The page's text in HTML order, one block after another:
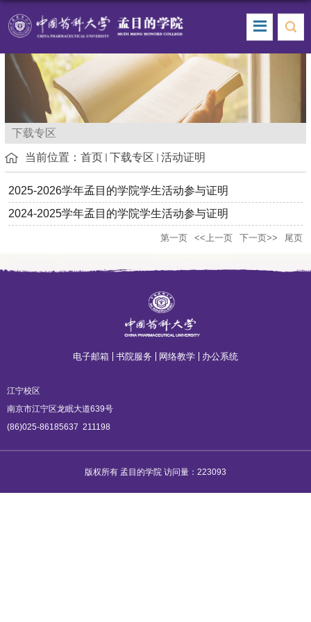
下载专区
当前位置： 首页 下载专区 活动证明
2025-2026学年孟目的学院学生活动参与证明
2024-2025学年孟目的学院学生活动参与证明
第一页 <<上一页 下一页>> 尾页
电子邮箱 书院服务 网络教学 办公系统
江宁校区
南京市江宁区龙眠大道639号
(86)025-86185637 211198
版权所有 孟目的学院 访问量： 223093